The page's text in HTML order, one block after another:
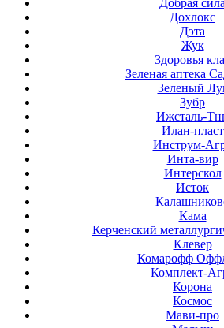
Добрая сила
Дохлокс
Дэта
Жук
Здоровья
Зеленая аптека
Зеленый
Зубр
Ижсталь-
Илан-пласт
Инструм-
Инта-вир
Интерскол
Исток
Кама
Керченский
Клевер
Комарофф
Комплект-
Корона
Космос
Мави-про